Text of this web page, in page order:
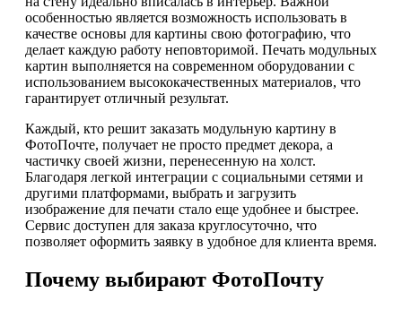
особенностью является возможность использовать в
качестве основы для картины свою фотографию, что
делает каждую работу неповторимой. Печать модульных
картин выполняется на современном оборудовании с
использованием высококачественных материалов, что
гарантирует отличный результат.
Каждый, кто решит заказать модульную картину в
ФотоПочте, получает не просто предмет декора, а
частичку своей жизни, перенесенную на холст.
Благодаря легкой интеграции с социальными сетями и
другими платформами, выбрать и загрузить
изображение для печати стало еще удобнее и быстрее.
Сервис доступен для заказа круглосуточно, что
позволяет оформить заявку в удобное для клиента время.
Почему выбирают ФотоПочту